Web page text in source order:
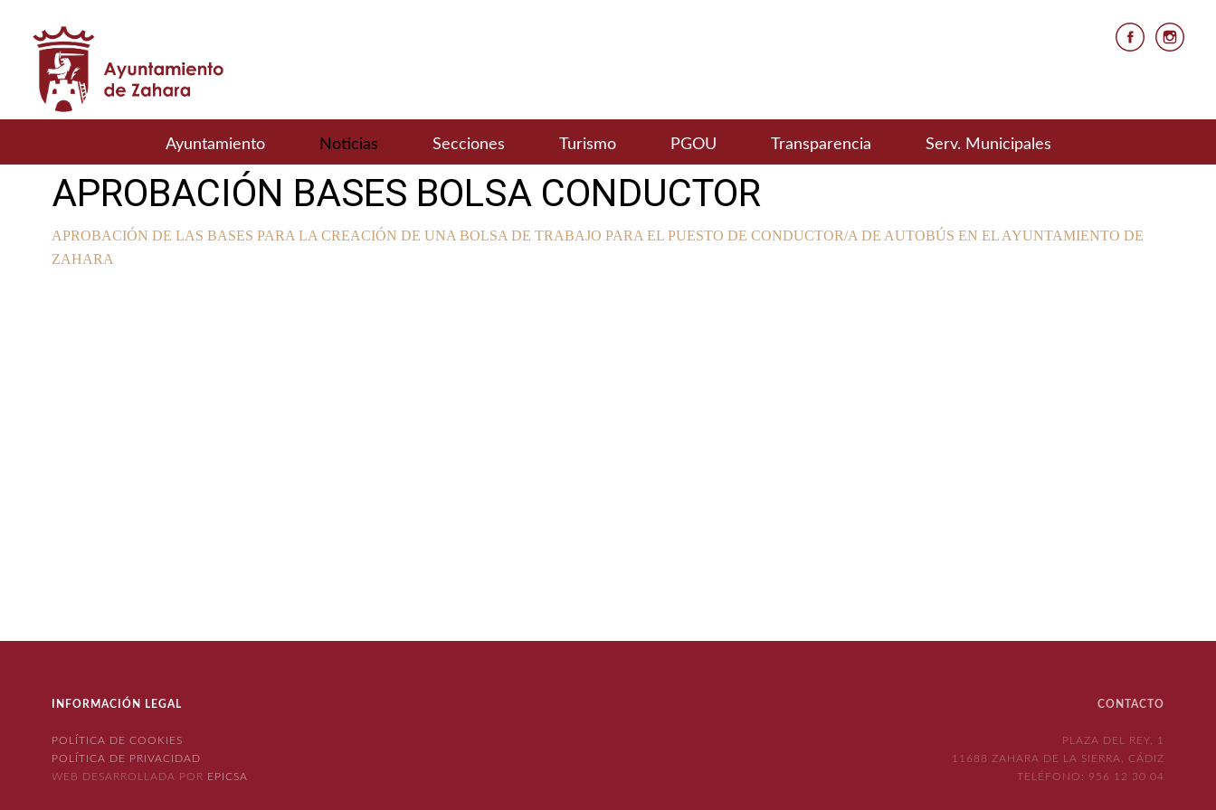
Ayuntamiento Noticias Secciones Turismo PGOU Transparencia Serv. Municipales
APROBACIÓN BASES BOLSA CONDUCTOR
APROBACIÓN DE LAS BASES PARA LA CREACIÓN DE UNA BOLSA DE TRABAJO PARA EL PUESTO DE CONDUCTOR/A DE AUTOBÚS EN EL AYUNTAMIENTO DE
ZAHARA
INFORMACIÓN LEGAL
POLÍTICA DE COOKIES
POLÍTICA DE PRIVACIDAD
WEB DESARROLLADA POR EPICSA
CONTACTO
PLAZA DEL REY, 1
11688 ZAHARA DE LA SIERRA, CÁDIZ
TELÉFONO: 956 12 30 04